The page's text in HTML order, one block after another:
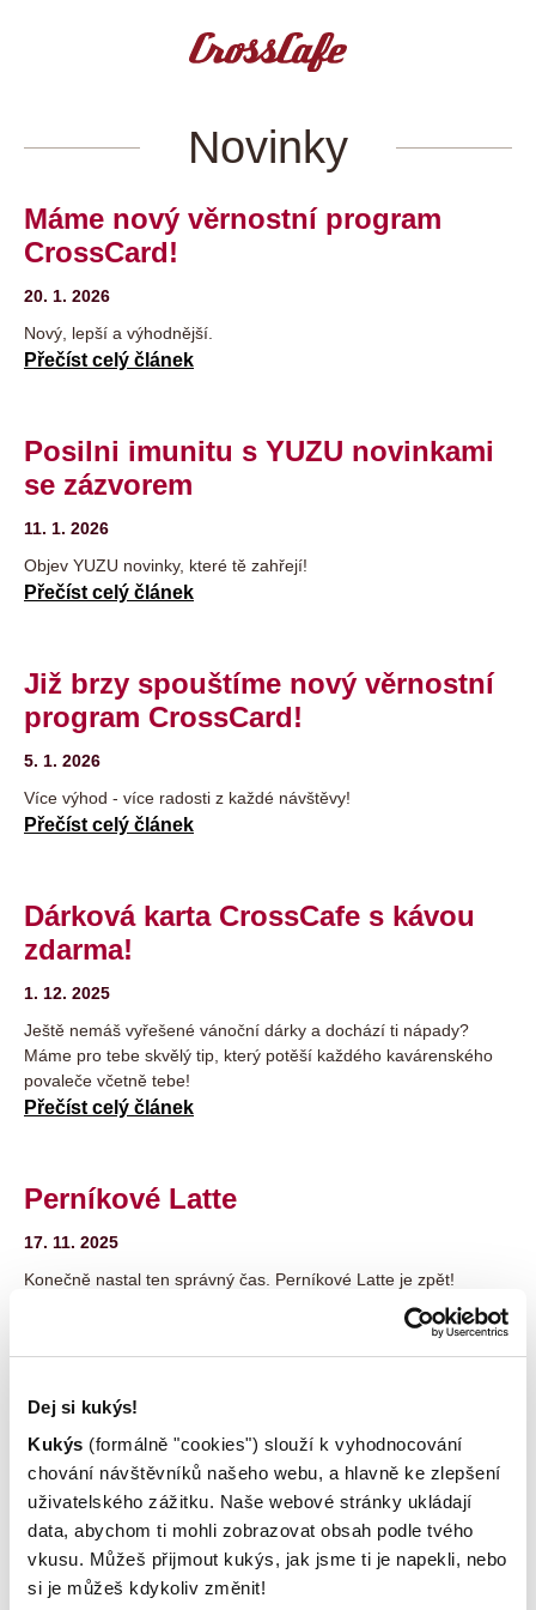
Dej si kukýs!
Kukýs (formálně "cookies") slouží k vyhodnocování
chování návštěvníků našeho webu, a hlavně ke zlepšení
uživatelského zážitku. Naše webové stránky ukládají
data, abychom ti mohli zobrazovat obsah podle tvého
vkusu. Můžeš přijmout kukýs, jak jsme ti je napekli, nebo
si je můžeš kdykoliv změnit!
Novinky
Máme nový věrnostní program
CrossCard!
20. 1. 2026
Nový, lepší a výhodnější.
Přečíst celý článek
Posilni imunitu s YUZU novinkami
se zázvorem
11. 1. 2026
Objev YUZU novinky, které tě zahřejí!
Přečíst celý článek
Již brzy spouštíme nový věrnostní
program CrossCard!
5. 1. 2026
Více výhod - více radosti z každé návštěvy!
Přečíst celý článek
Dárková karta CrossCafe s kávou
zdarma!
1. 12. 2025
Ještě nemáš vyřešené vánoční dárky a dochází ti nápady?
Máme pro tebe skvělý tip, který potěší každého kavárenského
povaleče včetně tebe!
Přečíst celý článek
Perníkové Latte
17. 11. 2025
Konečně nastal ten správný čas. Perníkové Latte je zpět!
Poctivé dárky pod stromeček!
31. 10. 2025
Vánočí dárky, nad kterými se sbíhají sliny! Mrkni na seznam
našich vánočních novinek!
Přečíst celý článek